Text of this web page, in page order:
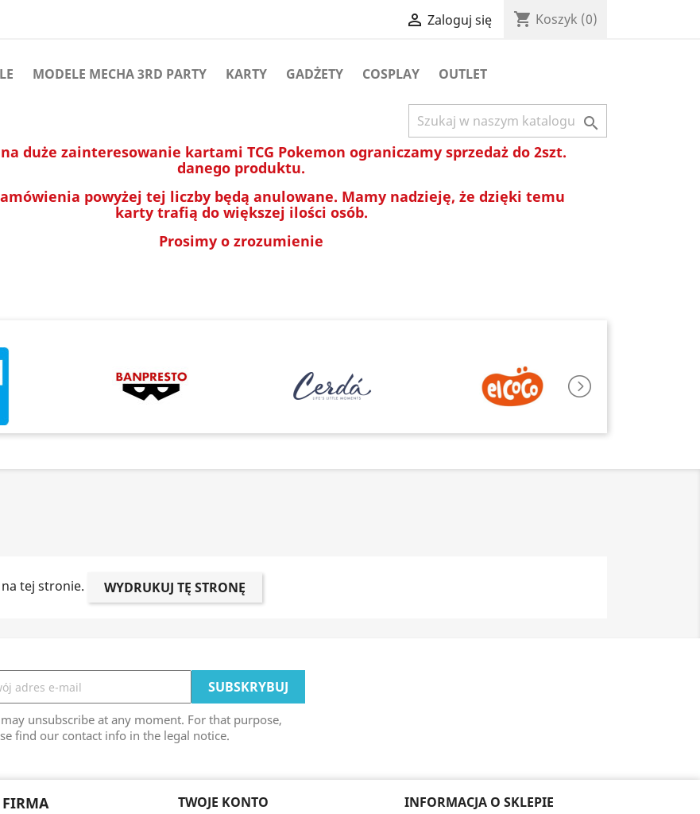
 Zaloguj się shopping_cart Koszyk (0)
MODELE MECHA 3RD PARTY KARTY GADŻETY COSPLAY OUTLET

duże zainteresowanie kartami TCG Pokemon ograniczamy sprzedaż do 2szt.
danego produktu.
powyżej tej liczby będą anulowane. Mamy nadzieję, że dzięki temu
karty trafią do większej ilości osób.
Prosimy o zrozumienie
tej stronie.
unsubscribe at any moment. For that purpose,
find our contact info in the legal notice.
TWOJE KONTO
INFORMACJA O SKLEPIE